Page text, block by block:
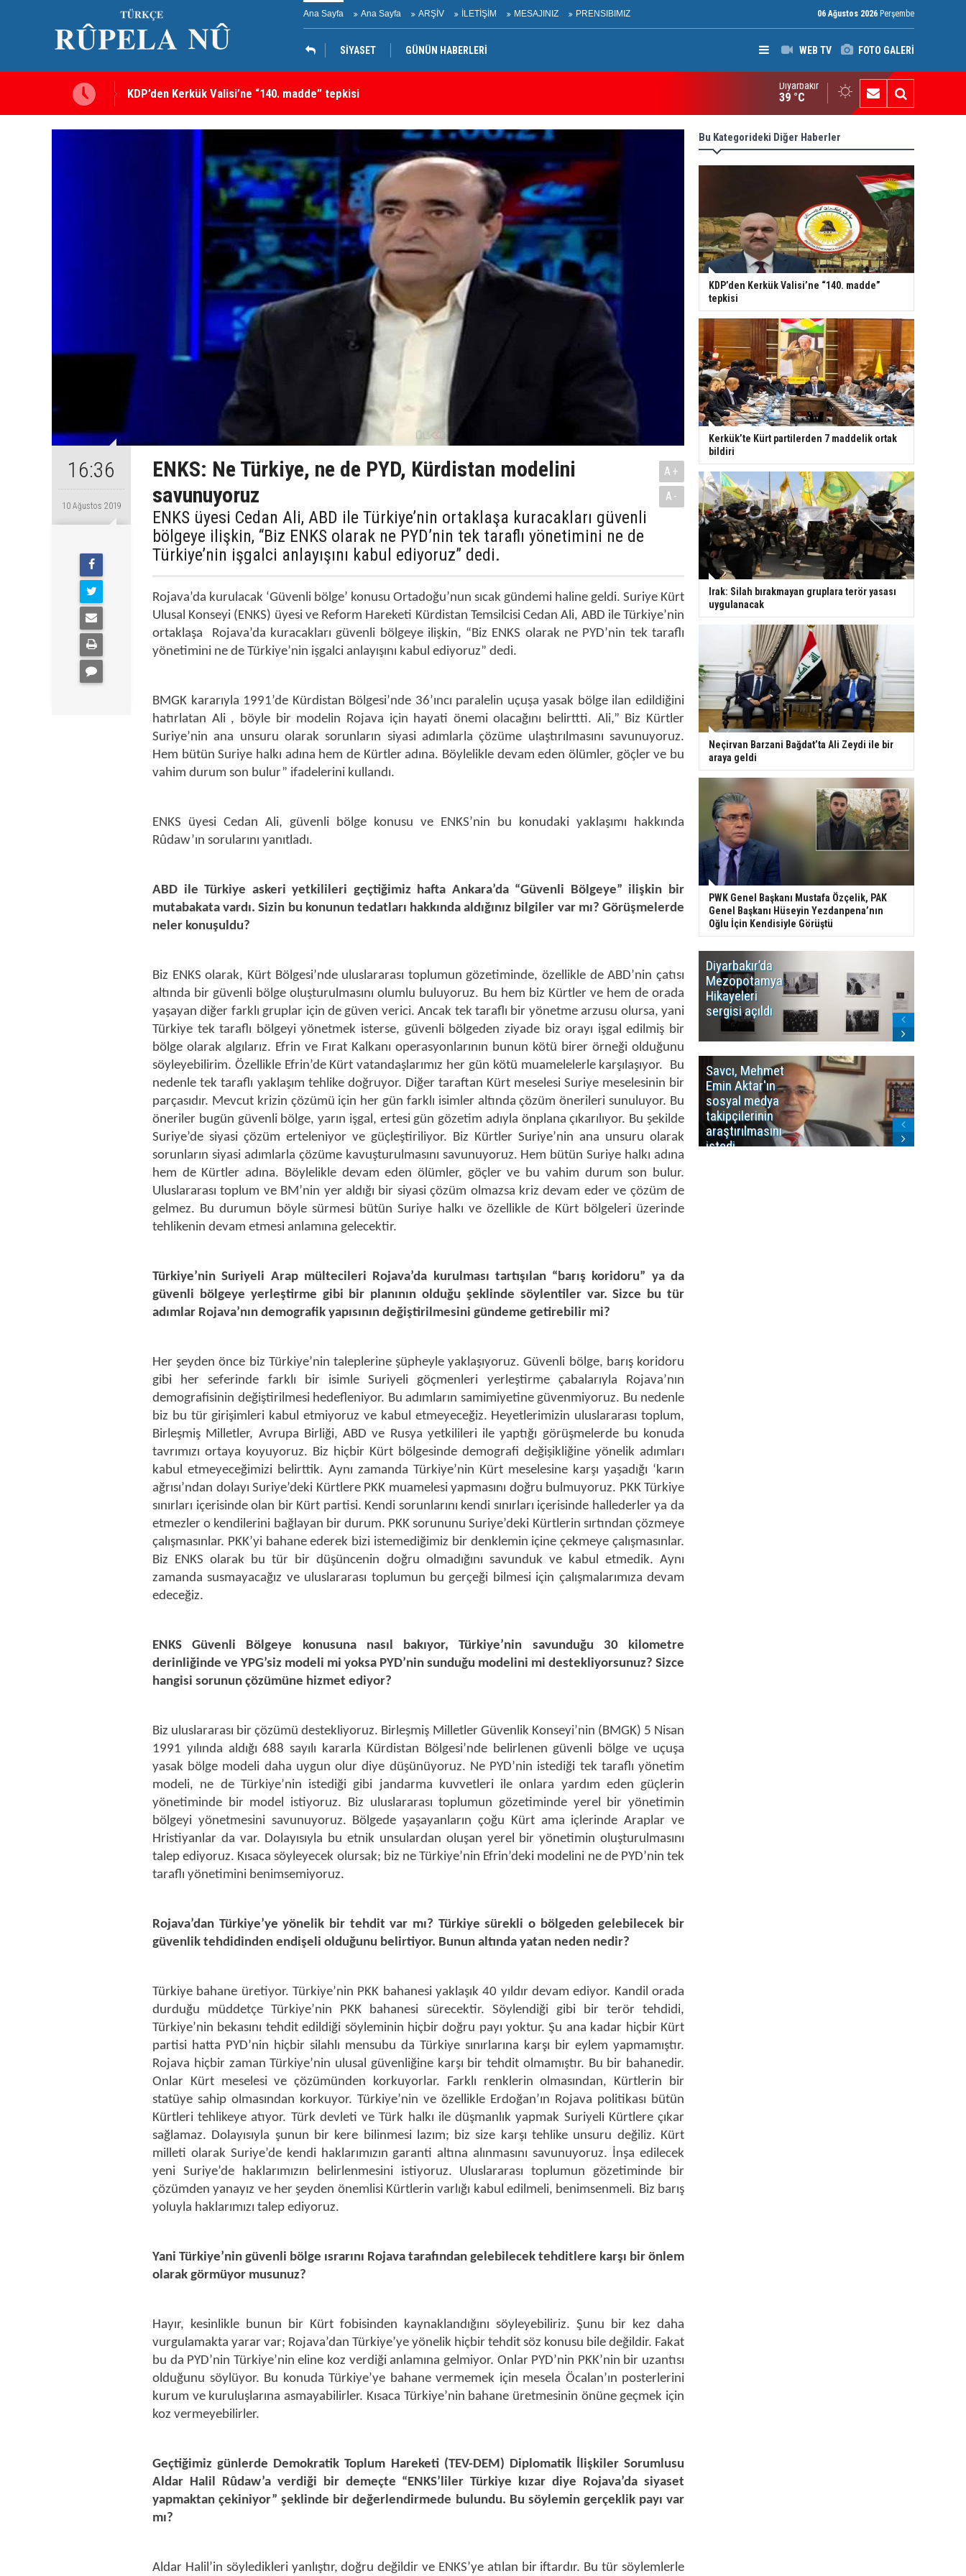
Ana Sayfa Ana Sayfa ARŞİV İLETİŞİM MESAJINIZ PRENSIBIMIZ 06 Ağustos 2026 Perşembe
WEB TV FOTO GALERİ
SİYASET GÜNÜN HABERLERİ
Kerkük’te Kürt partilerden 7 maddelik ortak bildiri Irak: Silah bırakmayan gruplara terör yasası uygulanacak
Diyarbakır
39 °C
16:36
10 Ağustos 2019
ENKS: Ne Türkiye, ne de PYD, Kürdistan modelini
savunuyoruz
ENKS üyesi Cedan Ali, ABD ile Türkiye’nin ortaklaşa kuracakları güvenli
bölgeye ilişkin, “Biz ENKS olarak ne PYD’nin tek taraflı yönetimini ne de
Türkiye’nin işgalci anlayışını kabul ediyoruz” dedi.
A+
A-
Rojava’da kurulacak ‘Güvenli bölge’ konusu Ortadoğu’nun sıcak gündemi haline geldi. Suriye Kürt
Ulusal Konseyi (ENKS) üyesi ve Reform Hareketi Kürdistan Temsilcisi Cedan Ali, ABD ile Türkiye’nin
ortaklaşa Rojava’da kuracakları güvenli bölgeye ilişkin, “Biz ENKS olarak ne PYD’nin tek taraflı
yönetimini ne de Türkiye’nin işgalci anlayışını kabul ediyoruz” dedi.
BMGK kararıyla 1991’de Kürdistan Bölgesi’nde 36’ıncı paralelin uçuşa yasak bölge ilan edildiğini
hatırlatan Ali , böyle bir modelin Rojava için hayati önemi olacağını belirttti. Ali,” Biz Kürtler
Suriye’nin ana unsuru olarak sorunların siyasi adımlarla çözüme ulaştırılmasını savunuyoruz.
Hem bütün Suriye halkı adına hem de Kürtler adına. Böylelikle devam eden ölümler, göçler ve bu
vahim durum son bulur” ifadelerini kullandı.
ENKS üyesi Cedan Ali, güvenli bölge konusu ve ENKS’nin bu konudaki yaklaşımı hakkında
Rûdaw’ın sorularını yanıtladı.
ABD ile Türkiye askeri yetkilileri geçtiğimiz hafta Ankara’da “Güvenli Bölgeye” ilişkin bir
mutabakata vardı. Sizin bu konunun tedatları hakkında aldığınız bilgiler var mı? Görüşmelerde
neler konuşuldu?
Biz ENKS olarak, Kürt Bölgesi’nde uluslararası toplumun gözetiminde, özellikle de ABD’nin çatısı
altında bir güvenli bölge oluşturulmasını olumlu buluyoruz. Bu hem biz Kürtler ve hem de orada
yaşayan diğer farklı gruplar için de güven verici. Ancak tek taraflı bir yönetme arzusu olursa, yani
Türkiye tek taraflı bölgeyi yönetmek isterse, güvenli bölgeden ziyade biz orayı işgal edilmiş bir
bölge olarak algılarız. Efrin ve Fırat Kalkanı operasyonlarının bunun kötü birer örneği olduğunu
söyleyebilirim. Özellikle Efrin’de Kürt vatandaşlarımız her gün kötü muamelelerle karşılaşıyor. Bu
nedenle tek taraflı yaklaşım tehlike doğruyor. Diğer taraftan Kürt meselesi Suriye meselesinin bir
parçasıdır. Mevcut krizin çözümü için her gün farklı isimler altında çözüm önerileri sunuluyor. Bu
öneriler bugün güvenli bölge, yarın işgal, ertesi gün gözetim adıyla önplana çıkarılıyor. Bu şekilde
Suriye’de siyasi çözüm erteleniyor ve güçleştiriliyor. Biz Kürtler Suriye’nin ana unsuru olarak
sorunların siyasi adımlarla çözüme kavuşturulmasını savunuyoruz. Hem bütün Suriye halkı adına
hem de Kürtler adına. Böylelikle devam eden ölümler, göçler ve bu vahim durum son bulur.
Uluslararası toplum ve BM’nin yer aldığı bir siyasi çözüm olmazsa kriz devam eder ve çözüm de
gelmez. Bu durumun böyle sürmesi bütün Suriye halkı ve özellikle de Kürt bölgeleri üzerinde
tehlikenin devam etmesi anlamına gelecektir.
Türkiye’nin Suriyeli Arap mültecileri Rojava’da kurulması tartışılan “barış koridoru” ya da
güvenli bölgeye yerleştirme gibi bir planının olduğu şeklinde söylentiler var. Sizce bu tür
adımlar Rojava’nın demografik yapısının değiştirilmesini gündeme getirebilir mi?
Her şeyden önce biz Türkiye’nin taleplerine şüpheyle yaklaşıyoruz. Güvenli bölge, barış koridoru
gibi her seferinde farklı bir isimle Suriyeli göçmenleri yerleştirme çabalarıyla Rojava’nın
demografisinin değiştirilmesi hedefleniyor. Bu adımların samimiyetine güvenmiyoruz. Bu nedenle
biz bu tür girişimleri kabul etmiyoruz ve kabul etmeyeceğiz. Heyetlerimizin uluslararası toplum,
Birleşmiş Milletler, Avrupa Birliği, ABD ve Rusya yetkilileri ile yaptığı görüşmelerde bu konuda
tavrımızı ortaya koyuyoruz. Biz hiçbir Kürt bölgesinde demografi değişikliğine yönelik adımları
kabul etmeyeceğimizi belirttik. Aynı zamanda Türkiye’nin Kürt meselesine karşı yaşadığı ‘karın
ağrısı’ndan dolayı Suriye’deki Kürtlere PKK muamelesi yapmasını doğru bulmuyoruz. PKK Türkiye
sınırları içerisinde olan bir Kürt partisi. Kendi sorunlarını kendi sınırları içerisinde hallederler ya da
etmezler o kendilerini bağlayan bir durum. PKK sorununu Suriye’deki Kürtlerin sırtından çözmeye
çalışmasınlar. PKK’yi bahane ederek bizi istemediğimiz bir denklemin içine çekmeye çalışmasınlar.
Biz ENKS olarak bu tür bir düşüncenin doğru olmadığını savunduk ve kabul etmedik. Aynı
zamanda susmayacağız ve uluslararası toplumun bu gerçeği bilmesi için çalışmalarımıza devam
edeceğiz.
ENKS Güvenli Bölgeye konusuna nasıl bakıyor, Türkiye’nin savunduğu 30 kilometre
derinliğinde ve YPG’siz modeli mi yoksa PYD’nin sunduğu modelini mi destekliyorsunuz? Sizce
hangisi sorunun çözümüne hizmet ediyor?
Biz uluslararası bir çözümü destekliyoruz. Birleşmiş Milletler Güvenlik Konseyi’nin (BMGK) 5 Nisan
1991 yılında aldığı 688 sayılı kararla Kürdistan Bölgesi’nde belirlenen güvenli bölge ve uçuşa
yasak bölge modeli daha uygun olur diye düşünüyoruz. Ne PYD’nin istediği tek taraflı yönetim
modeli, ne de Türkiye’nin istediği gibi jandarma kuvvetleri ile onlara yardım eden güçlerin
yönetiminde bir model istiyoruz. Biz uluslararası toplumun gözetiminde yerel bir yönetimin
bölgeyi yönetmesini savunuyoruz. Bölgede yaşayanların çoğu Kürt ama içlerinde Araplar ve
Hristiyanlar da var. Dolayısıyla bu etnik unsulardan oluşan yerel bir yönetimin oluşturulmasını
talep ediyoruz. Kısaca söyleyecek olursak; biz ne Türkiye’nin Efrin’deki modelini ne de PYD’nin tek
taraflı yönetimini benimsemiyoruz.
Rojava’dan Türkiye’ye yönelik bir tehdit var mı? Türkiye sürekli o bölgeden gelebilecek bir
güvenlik tehdidinden endişeli olduğunu belirtiyor. Bunun altında yatan neden nedir?
Türkiye bahane üretiyor. Türkiye’nin PKK bahanesi yaklaşık 40 yıldır devam ediyor. Kandil orada
durduğu müddetçe Türkiye’nin PKK bahanesi sürecektir. Söylendiği gibi bir terör tehdidi,
Türkiye’nin bekasını tehdit edildiği söyleminin hiçbir doğru payı yoktur. Şu ana kadar hiçbir Kürt
partisi hatta PYD’nin hiçbir silahlı mensubu da Türkiye sınırlarına karşı bir eylem yapmamıştır.
Rojava hiçbir zaman Türkiye’nin ulusal güvenliğine karşı bir tehdit olmamıştır. Bu bir bahanedir.
Onlar Kürt meselesi ve çözümünden korkuyorlar. Farklı renklerin olmasından, Kürtlerin bir
statüye sahip olmasından korkuyor. Türkiye’nin ve özellikle Erdoğan’ın Rojava politikası bütün
Kürtleri tehlikeye atıyor. Türk devleti ve Türk halkı ile düşmanlık yapmak Suriyeli Kürtlere çıkar
sağlamaz. Dolayısıyla şunun bir kere bilinmesi lazım; biz size karşı tehlike unsuru değiliz. Kürt
milleti olarak Suriye’de kendi haklarımızın garanti altına alınmasını savunuyoruz. İnşa edilecek
yeni Suriye’de haklarımızın belirlenmesini istiyoruz. Uluslararası toplumun gözetiminde bir
çözümden yanayız ve her şeyden önemlisi Kürtlerin varlığı kabul edilmeli, benimsenmeli. Biz barış
yoluyla haklarımızı talep ediyoruz.
Yani Türkiye’nin güvenli bölge ısrarını Rojava tarafından gelebilecek tehditlere karşı bir önlem
olarak görmüyor musunuz?
Hayır, kesinlikle bunun bir Kürt fobisinden kaynaklandığını söyleyebiliriz. Şunu bir kez daha
vurgulamakta yarar var; Rojava’dan Türkiye’ye yönelik hiçbir tehdit söz konusu bile değildir. Fakat
bu da PYD’nin Türkiye’nin eline koz verdiği anlamına gelmiyor. Onlar PYD’nin PKK’nin bir uzantısı
olduğunu söylüyor. Bu konuda Türkiye’ye bahane vermemek için mesela Öcalan’ın posterlerini
kurum ve kuruluşlarına asmayabilirler. Kısaca Türkiye’nin bahane üretmesinin önüne geçmek için
koz vermeyebilirler.
Geçtiğimiz günlerde Demokratik Toplum Hareketi (TEV-DEM) Diplomatik İlişkiler Sorumlusu
Aldar Halil Rûdaw’a verdiği bir demeçte “ENKS’liler Türkiye kızar diye Rojava’da siyaset
yapmaktan çekiniyor” şeklinde bir değerlendirmede bulundu. Bu söylemin gerçeklik payı var
mı?
Aldar Halil’in söyledikleri yanlıştır, doğru değildir ve ENKS’ye atılan bir iftardır. Bu tür söylemlerle
Bu Kategorideki Diğer Haberler
KDP’den Kerkük Valisi’ne “140. madde”
tepkisi
Kerkük’te Kürt partilerden 7 maddelik ortak
bildiri
Irak: Silah bırakmayan gruplara terör yasası
uygulanacak
Neçirvan Barzani Bağdat’ta Ali Zeydi ile bir
araya geldi
PWK Genel Başkanı Mustafa Özçelik, PAK
Genel Başkanı Hüseyin Yezdanpena’nın
Oğlu İçin Kendisiyle Görüştü
Diyarbakır’da
Mezopotamya
Hikayeleri
sergisi açıldı
Savcı, Mehmet
Emin Aktar'ın
sosyal medya
takipçilerinin
araştırılmasını
istedi